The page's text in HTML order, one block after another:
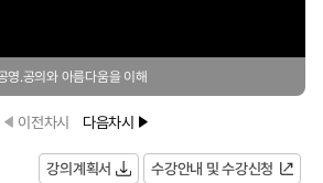
영.공의와 아름다움을 이해
이전차시 다음차시
강의계획서
수강안내 및 수강신청